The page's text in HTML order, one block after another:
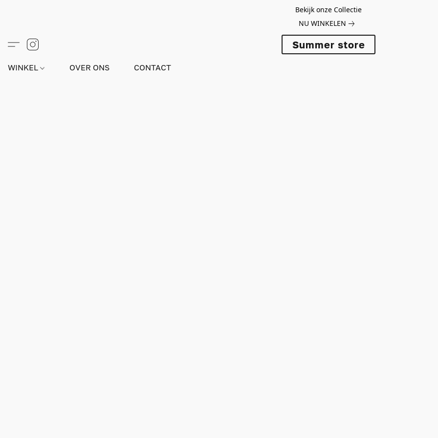
Bekijk onze Collectie
NU WINKELEN
Summer store
WINKEL OVER ONS CONTACT